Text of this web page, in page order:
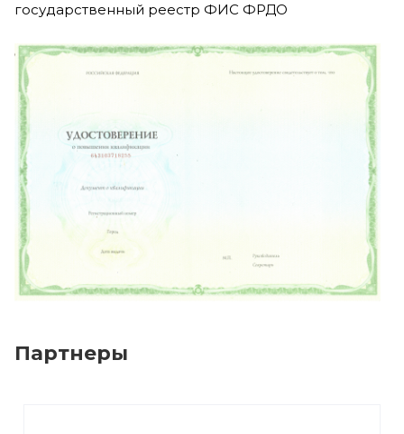
государственный реестр ФИС ФРДО
Партнеры